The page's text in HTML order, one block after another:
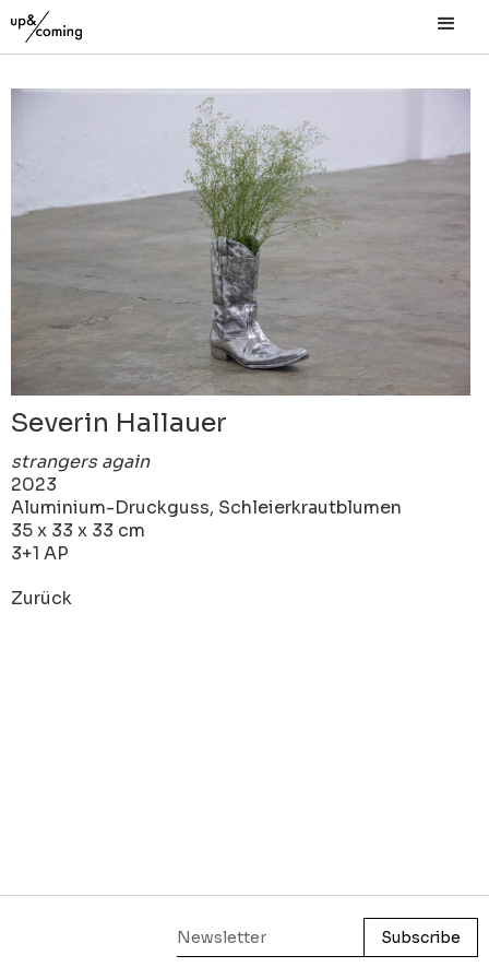
Severin Hallauer
strangers again
2023
Aluminium-Druckguss, Schleierkrautblumen
35 x 33 x 33 cm
3+1 AP
Zurück